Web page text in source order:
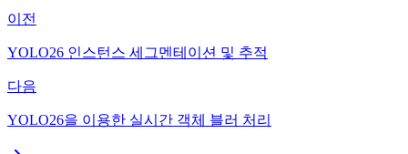
이전
YOLO26 인스턴스 세그멘테이션 및 추적
다음
YOLO26을 이용한 실시간 객체 블러 처리